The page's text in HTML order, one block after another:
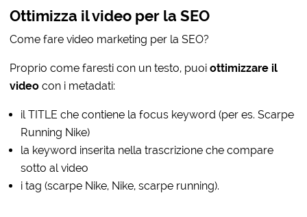
Ottimizza il video per la SEO
Come fare video marketing per la SEO?
Proprio come faresti con un testo, puoiottimizzare il
video con i metadati:
il TITLE che contiene la focus keyword (per es. Scarpe
Running Nike)
la keyword inserita nella trascrizione che compare
sotto al video
i tag (scarpe Nike, Nike, scarpe running).